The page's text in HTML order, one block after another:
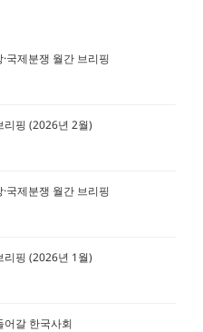
국제분쟁 월간 브리핑
리핑 (2026년 2월)
국제분쟁 월간 브리핑
리핑 (2026년 1월)
어갈 한국사회